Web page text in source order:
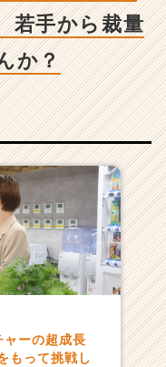
若手から裁量
か？
ャーの超成長
もって挑戦し